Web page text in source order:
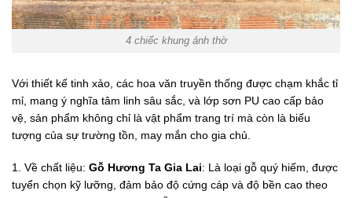
4 chiếc khung ảnh thờ
Với thiết kế tinh xảo, các hoa văn truyền thống được chạm khắc tỉ
mỉ, mang ý nghĩa tâm linh sâu sắc, và lớp sơn PU cao cấp bảo
vệ, sản phẩm không chỉ là vật phẩm trang trí mà còn là biểu
tượng của sự trường tồn, may mắn cho gia chủ.
1. Về chất liệu: Gỗ Hương Ta Gia Lai: Là loại gỗ quý hiếm, được
tuyển chọn kỹ lưỡng, đảm bảo độ cứng cáp và độ bền cao theo